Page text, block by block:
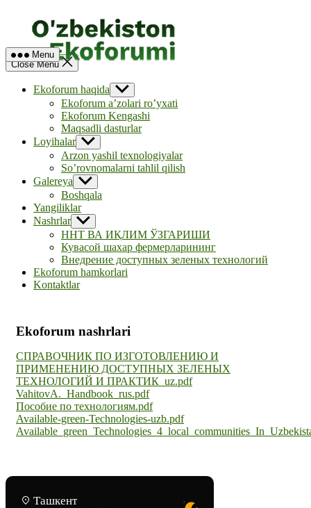
content
Menu
Close Menu
Ekoforum haqida Show
sub
menu
Ekoforum a’zolari ro’yxati
Ekoforum Kengashi
Maqsadli dasturlar
Loyihalar Show
sub
menu
Arzon yashil texnologiyalar
So’rovnomalarni tahlil qilish
Galereya Show
sub
menu
Boshqala
Yangiliklar
Nashrlar Show
sub
menu
ННТ ВА ИҚЛИМ ЎЗГАРИШИ
Кувасой шахар фермерларининг
Внедрение доступных зеленых технологий
Ekoforum hamkorlari
Kontaktlar
Ekoforum nashrlari
СПРАВОЧНИК ПО ИЗГОТОВЛЕНИЮ И
ПРИМЕНЕНИЮ ДОСТУПНЫХ ЗЕЛЕНЫХ
ТЕХНОЛОГИЙ И ПРАКТИК_uz.pdf
VahitovA._Handbook_rus.pdf
Пособие по технологиям.pdf
Available-green-Technologies-uzb.pdf
Ташкент